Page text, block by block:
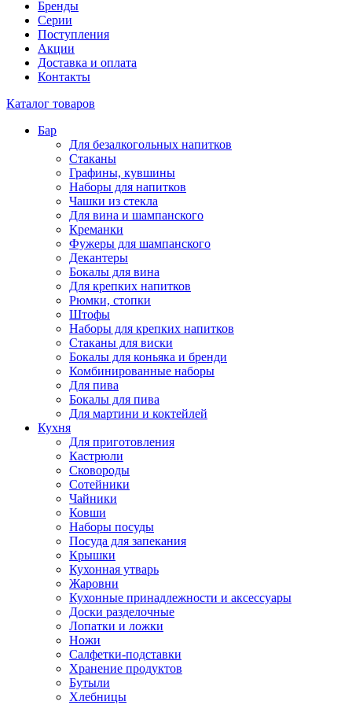
Бренды
Серии
Поступления
Акции
Доставка и оплата
Контакты
Каталог товаров
Бар
Для безалкогольных напитков
Стаканы
Графины, кувшины
Наборы для напитков
Чашки из стекла
Для вина и шампанского
Креманки
Фужеры для шампанского
Декантеры
Бокалы для вина
Для крепких напитков
Рюмки, стопки
Штофы
Наборы для крепких напитков
Стаканы для виски
Бокалы для коньяка и бренди
Комбинированные наборы
Для пива
Бокалы для пива
Для мартини и коктейлей
Кухня
Для приготовления
Кастрюли
Сковороды
Сотейники
Чайники
Ковши
Наборы посуды
Посуда для запекания
Крышки
Кухонная утварь
Жаровни
Кухонные принадлежности и аксессуары
Доски разделочные
Лопатки и ложки
Ножи
Салфетки-подставки
Хранение продуктов
Бутыли
Хлебницы